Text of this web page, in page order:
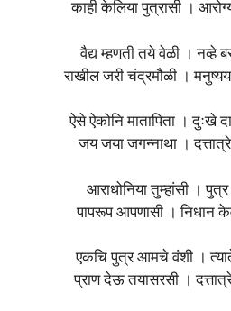
काही केलिया पुत्रासी ।
वैद्य म्हणती तये वेळी । नव्हे
राखील जरी चंद्रमौळी ।
ऐसे ऐकोनि मातापिता । दुःखे
जय जया जगन्नाथा ।
आराधोनिया तुम्हांसी ।
पापरूप आपणासी । निधान
एकचि पुत्र आमचे वंशी ।
प्राण देऊ तयासरसी ।